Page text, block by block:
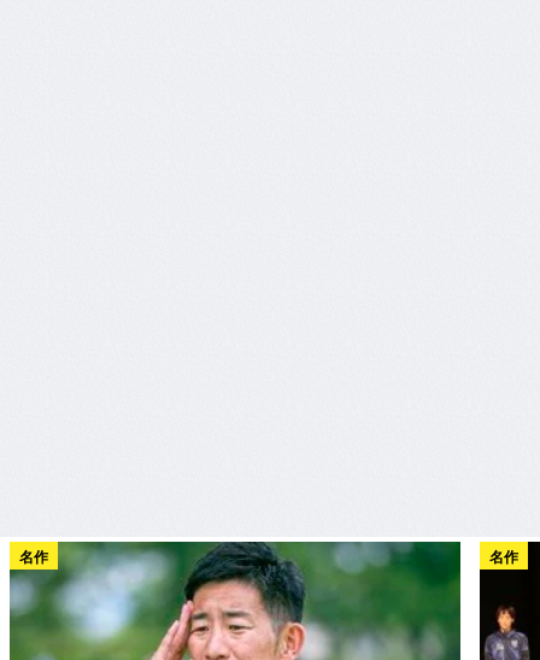
名作 名作